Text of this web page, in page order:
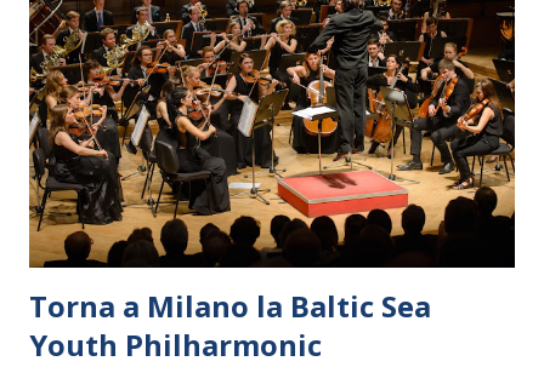
Torna a Milano la Baltic Sea
Youth Philharmonic